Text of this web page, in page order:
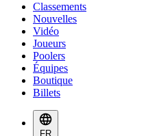
Classements
Nouvelles
Vidéo
Joueurs
Poolers
Équipes
Boutique
Billets
FR